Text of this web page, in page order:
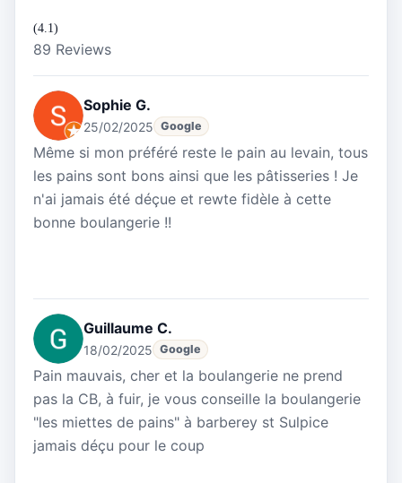
(4.1)
89 Reviews
Sophie G.
25/02/2025 Google
Même si mon préféré reste le pain au levain, tous
les pains sont bons ainsi que les pâtisseries ! Je
n'ai jamais été déçue et rewte fidèle à cette
bonne boulangerie !!
Guillaume C.
18/02/2025 Google
Pain mauvais, cher et la boulangerie ne prend
pas la CB, à fuir, je vous conseille la boulangerie
"les miettes de pains" à barberey st Sulpice
jamais déçu pour le coup